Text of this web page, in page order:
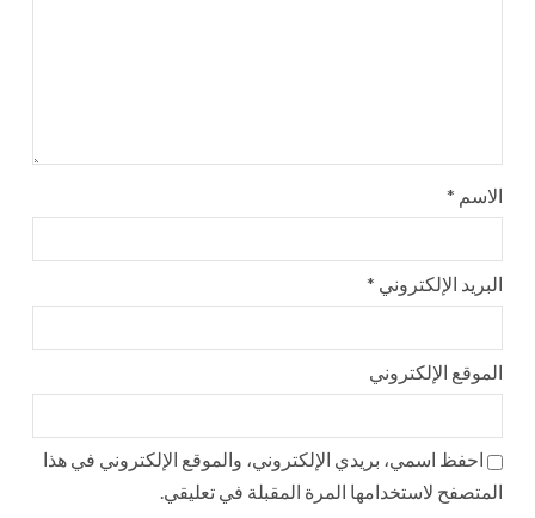
الاسم *
البريد الإلكتروني *
الموقع الإلكتروني
احفظ اسمي، بريدي الإلكتروني، والموقع الإلكتروني في هذا
المتصفح لاستخدامها المرة المقبلة في تعليقي.